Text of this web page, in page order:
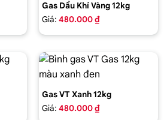
Gas Dầu Khí Vàng 12kg
Giá: 480.000 ₫
Gas VT Xanh 12kg
Giá: 480.000 ₫